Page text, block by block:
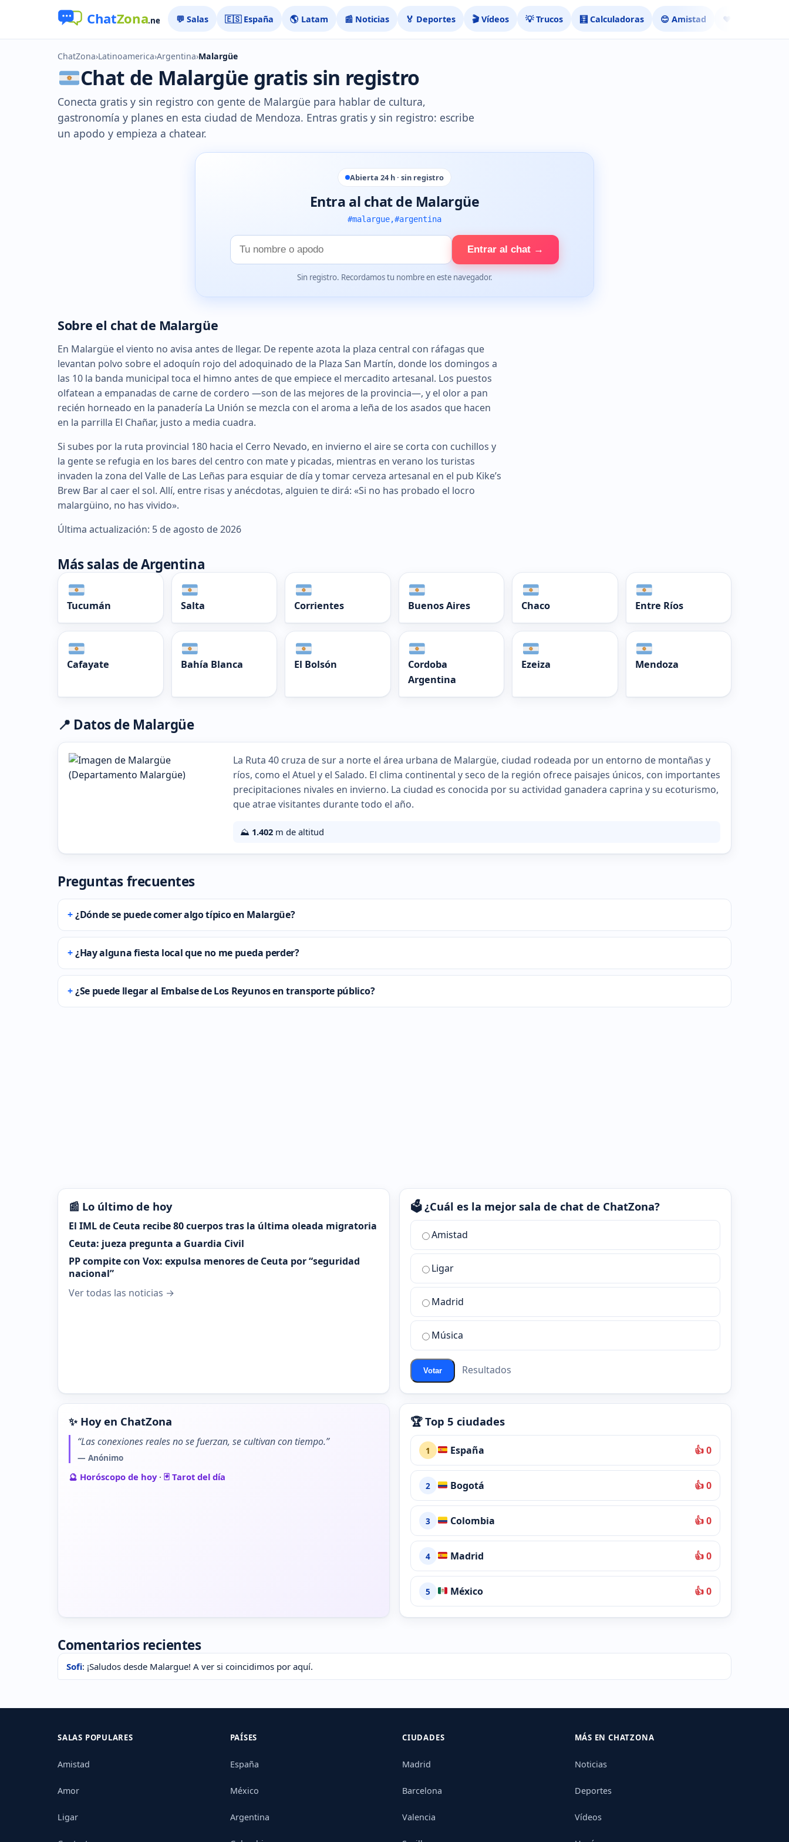
💬 Salas 🇪🇸 España 🌎 Latam 📰 Noticias 🏅 Deportes 🎬 Vídeos 💡 Trucos 🧮 Calculadoras 😊 Amistad ❤️ Ligar
ChatZona›Latinoamerica›Argentina›Malargüe
Chat de Malargüe gratis sin registro
Conecta gratis y sin registro con gente de Malargüe para hablar de cultura,
gastronomía y planes en esta ciudad de Mendoza. Entras gratis y sin registro: escribe
un apodo y empieza a chatear.
Abierta 24 h · sin registro
Entra al chat de Malargüe
#malargue,#argentina
Tu
nombre
Entrar al chat →
Sin registro. Recordamos tu nombre en este navegador.
Sobre el chat de Malargüe
En Malargüe el viento no avisa antes de llegar. De repente azota la plaza central con ráfagas que
levantan polvo sobre el adoquín rojo del adoquinado de la Plaza San Martín, donde los domingos a
las 10 la banda municipal toca el himno antes de que empiece el mercadito artesanal. Los puestos
olfatean a empanadas de carne de cordero —son de las mejores de la provincia—, y el olor a pan
recién horneado en la panadería La Unión se mezcla con el aroma a leña de los asados que hacen
en la parrilla El Chañar, justo a media cuadra.
Si subes por la ruta provincial 180 hacia el Cerro Nevado, en invierno el aire se corta con cuchillos y
la gente se refugia en los bares del centro con mate y picadas, mientras en verano los turistas
invaden la zona del Valle de Las Leñas para esquiar de día y tomar cerveza artesanal en el pub Kike’s
Brew Bar al caer el sol. Allí, entre risas y anécdotas, alguien te dirá: «Si no has probado el locro
malargüino, no has vivido».
Última actualización: 5 de agosto de 2026
Más salas de Argentina
Tucumán Salta Corrientes Buenos Aires Chaco Entre Ríos
Cafayate Bahía Blanca El Bolsón
Cordoba
Argentina
Ezeiza Mendoza
📍 Datos de Malargüe
La Ruta 40 cruza de sur a norte el área urbana de Malargüe, ciudad rodeada por un entorno de montañas y
ríos, como el Atuel y el Salado. El clima continental y seco de la región ofrece paisajes únicos, con importantes
precipitaciones nivales en invierno. La ciudad es conocida por su actividad ganadera caprina y su ecoturismo,
que atrae visitantes durante todo el año.
⛰️ 1.402 m de altitud
Preguntas frecuentes
¿Dónde se puede comer algo típico en Malargüe?
¿Hay alguna fiesta local que no me pueda perder?
¿Se puede llegar al Embalse de Los Reyunos en transporte público?
📰 Lo último de hoy
El IML de Ceuta recibe 80 cuerpos tras la última oleada migratoria
Ceuta: jueza pregunta a Guardia Civil
PP compite con Vox: expulsa menores de Ceuta por “seguridad
nacional”
Ver todas las noticias →
🗳️ ¿Cuál es la mejor sala de chat de ChatZona?
¿Cuál
la
mejor
sala
chat
ChatZona?
Amistad
Ligar
Madrid
Música
Votar Resultados
✨ Hoy en ChatZona
“Las conexiones reales no se fuerzan, se cultivan con tiempo.”
— Anónimo
🔮 Horóscopo de hoy· 🃏 Tarot del día
🏆 Top 5 ciudades
1 España 👍 0
2 Bogotá 👍 0
3 Colombia 👍 0
4 Madrid 👍 0
5 México 👍 0
Comentarios recientes
Sofi: ¡Saludos desde Malargue! A ver si coincidimos por aquí.
SALAS POPULARES
Amistad
Amor
Ligar
PAÍSES
España
México
Argentina
CIUDADES
Madrid
Barcelona
Valencia
MÁS EN CHATZONA
Noticias
Deportes
Vídeos